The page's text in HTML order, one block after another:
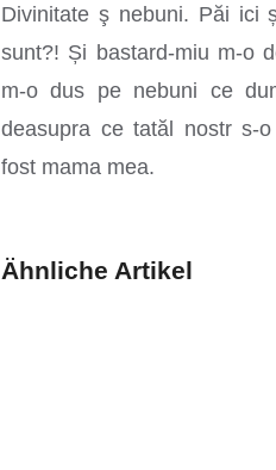
Divinitate ş nebuni. Păi ici
sunt?! Și bastard-miu m-o
m-o dus pe nebuni ce
deasupra ce tatăl nostr s-
fost mama mea.
Ähnliche Artikel